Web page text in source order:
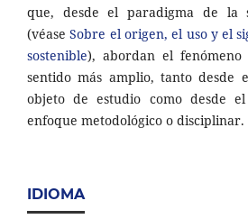
que, desde el paradigma de la
(véaseSobre el origen, el uso y el
sostenible), abordan el
sentido más amplio, tanto desde
objeto de estudio como desde
enfoque metodológico o disciplinar.
IDIOMA